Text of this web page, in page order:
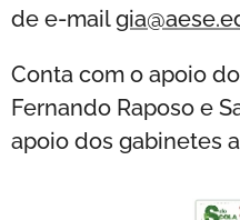
de e-mail
Conta com o apoio
Fernando Raposo e
apoio dos gabinetes